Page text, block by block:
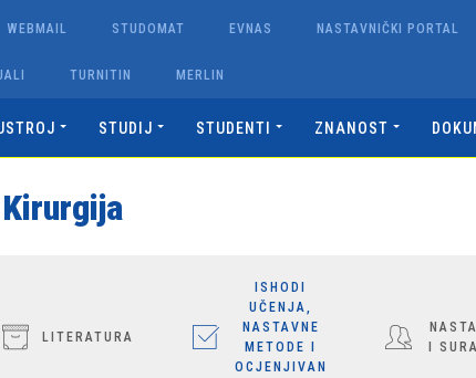
WEBMAIL STUDOMAT EVNAS NASTAVNIČKI PORTAL
TURNITIN MERLIN
STUDIJ STUDENTI ZNANOST
Kirurgija
LITERATURA
ISHODI
UČENJA,
NASTAVNE
METODE I
OCJENJIVAN
I